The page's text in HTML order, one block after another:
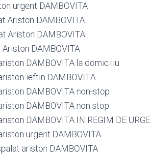
urgent DAMBOVITA
Ariston DAMBOVITA
Ariston DAMBOVITA
DAMBOVITA
DAMBOVITA la domiciliu
ieftin DAMBOVITA
DAMBOVITA non-stop
DAMBOVITA non stop
DAMBOVITA IN REGIM DE
urgent DAMBOVITA
ariston DAMBOVITA